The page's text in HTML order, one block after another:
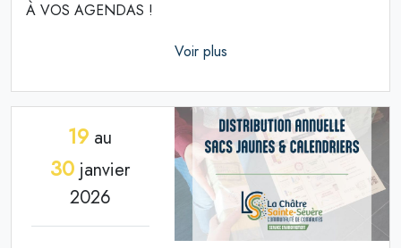
À VOS AGENDAS !
Voir plus
19 au
30 janvier
2026